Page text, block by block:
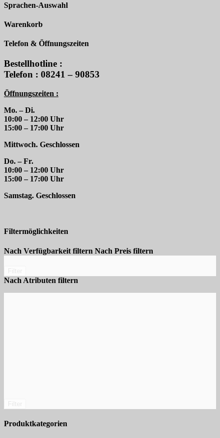
Sprachen-Auswahl
Warenkorb
Telefon & Öffnungszeiten
Bestellhotline :
Telefon : 08241 – 90853
Öffnungszeiten :
Mo. – Di.
10:00 – 12:00 Uhr
15:00 – 17:00 Uhr
Mittwoch. Geschlossen
Do. – Fr.
10:00 – 12:00 Uhr
15:00 – 17:00 Uhr
Samstag. Geschlossen
Filtermöglichkeiten
Nach Verfügbarkeit filtern Nach Preis filtern
Nach Atributen filtern
Produktkategorien